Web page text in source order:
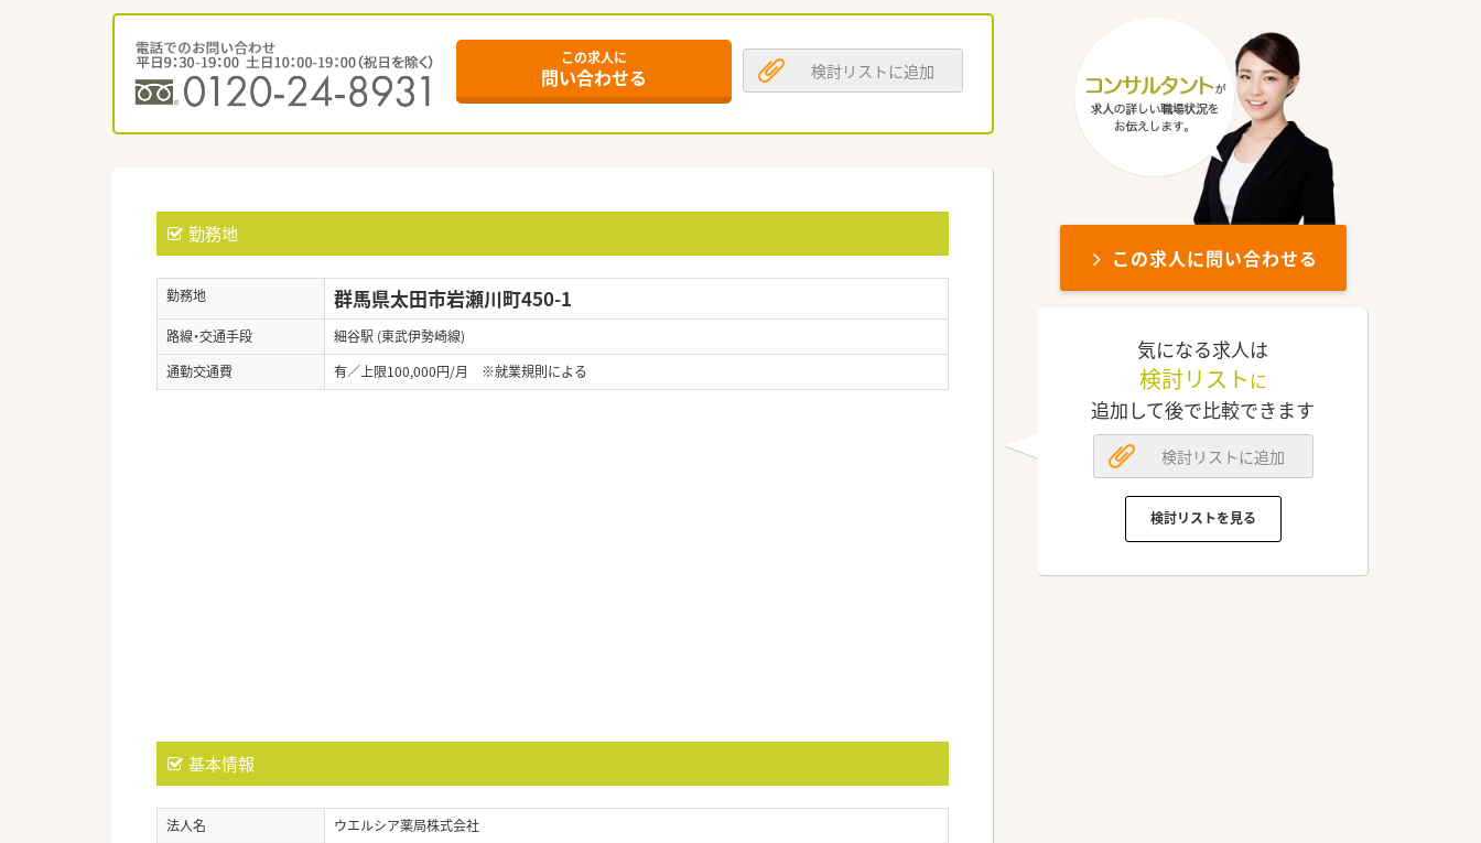
この求人に
問い合わせる 検討リストに追加
勤務地
勤務地 群馬県太田市岩瀬川町450-1
路線・交通手段
細谷駅 (東武伊勢崎線)
通勤交通費
有／上限100,000円/月 ※就業規則による
基本情報
法人名
ウエルシア薬局株式会社
この求人に問い合わせる
気になる求人は
検討リスト に
追加して後で比較できます
検討リストに追加
検討リストを見る